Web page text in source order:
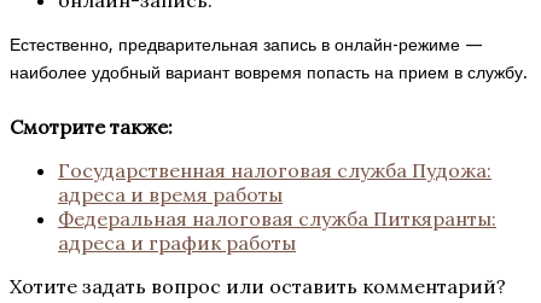
Естественно, предварительная запись в онлайн-режиме —
наиболее удобный вариант вовремя попасть на прием в службу.
Смотрите также:
Государственная налоговая служба Пудожа:
адреса и время работы
Федеральная налоговая служба Питкяранты:
адреса и график работы
Хотите задать вопрос или оставить комментарий?